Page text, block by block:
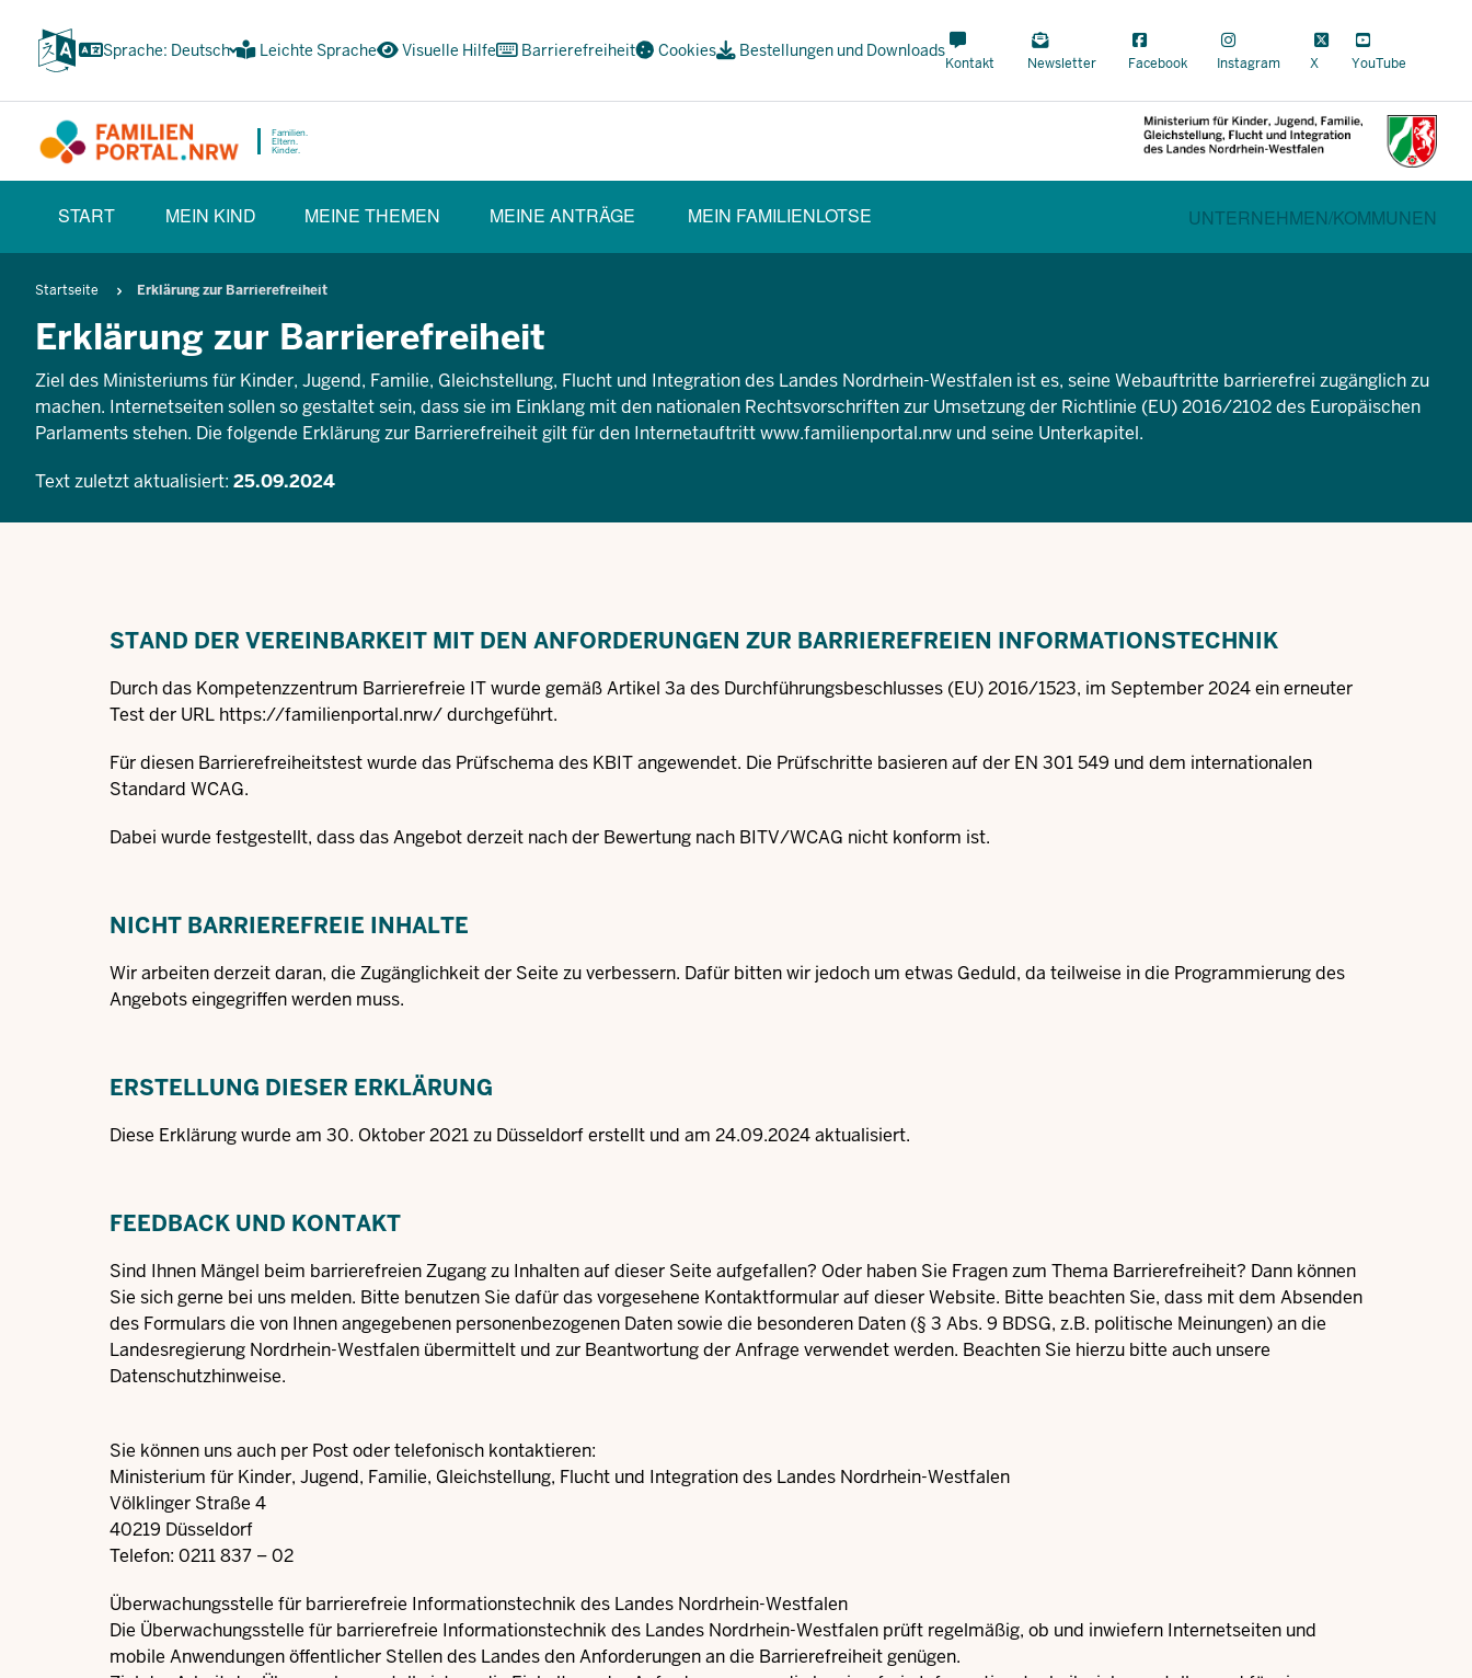
Inhalt
wechseln
Sprache: Deutsch Leichte Sprache Visuelle Hilfe Barrierefreiheit Cookies Bestellungen und Downloads Meta
Navi
Kontakt Newsletter Facebook Instagram X YouTube
Familien.
Eltern.
Kinder.
(BÜRGERBEREICH)
START MEIN KIND MEINE THEMEN MEINE ANTRÄGE MEIN FAMILIENLOTSE BEREICHSWECHSEL
CURRENT SECTION FÜR
UNTERNEHMEN/KOMMUNEN
Pfadnavigation
Startseite Erklärung zur Barrierefreiheit
Erklärung zur Barrierefreiheit
Ziel des Ministeriums für Kinder, Jugend, Familie, Gleichstellung, Flucht und Integration des Landes Nordrhein-Westfalen ist es, seine Webauftritte barrierefrei zugänglich zu
machen. Internetseiten sollen so gestaltet sein, dass sie im Einklang mit den nationalen Rechtsvorschriften zur Umsetzung der Richtlinie (EU) 2016/2102 des Europäischen
Parlaments stehen. Die folgende Erklärung zur Barrierefreiheit gilt für den Internetauftrittwww.familienportal.nrw und seine Unterkapitel.
Text zuletzt aktualisiert: 25.09.2024
STAND DER VEREINBARKEIT MIT DEN ANFORDERUNGEN ZUR BARRIEREFREIEN INFORMATIONSTECHNIK
Durch das Kompetenzzentrum Barrierefreie IT wurde gemäß Artikel 3a des Durchführungsbeschlusses (EU) 2016/1523, im September 2024 ein erneuter
Test der URL https://familienportal.nrw/durchgeführt.
Für diesen Barrierefreiheitstest wurde das Prüfschema des KBIT angewendet. Die Prüfschritte basieren auf der EN 301 549 und dem internationalen
Standard WCAG.
Dabei wurde festgestellt, dass das Angebot derzeit nach der Bewertung nach BITV/WCAG nicht konform ist.
NICHT BARRIEREFREIE INHALTE
Wir arbeiten derzeit daran, die Zugänglichkeit der Seite zu verbessern. Dafür bitten wir jedoch um etwas Geduld, da teilweise in die Programmierung des
Angebots eingegriffen werden muss.
ERSTELLUNG DIESER ERKLÄRUNG
Diese Erklärung wurde am 30. Oktober 2021 zu Düsseldorf erstellt und am 24.09.2024 aktualisiert.
FEEDBACK UND KONTAKT
Sind Ihnen Mängel beim barrierefreien Zugang zu Inhalten auf dieser Seite aufgefallen? Oder haben Sie Fragen zum Thema Barrierefreiheit? Dann können
Sie sich gerne bei uns melden. Bitte benutzen Sie dafür das vorgesehene Kontaktformularauf dieser Website. Bitte beachten Sie, dass mit dem Absenden
des Formulars die von Ihnen angegebenen personenbezogenen Daten sowie die besonderen Daten (§ 3 Abs. 9 BDSG, z.B. politische Meinungen) an die
Landesregierung Nordrhein-Westfalen übermittelt und zur Beantwortung der Anfrage verwendet werden. Beachten Sie hierzu bitte auch unsere
Datenschutzhinweise.
Sie können uns auch per Post oder telefonisch kontaktieren:
Ministerium für Kinder, Jugend, Familie, Gleichstellung, Flucht und Integration des Landes Nordrhein-Westfalen
Völklinger Straße 4
40219 Düsseldorf
Telefon: 0211 837 – 02
Überwachungsstelle für barrierefreie Informationstechnik des Landes Nordrhein-Westfalen
Die Überwachungsstelle für barrierefreie Informationstechnik des Landes Nordrhein-Westfalen prüft regelmäßig, ob und inwiefern Internetseiten und
mobile Anwendungen öffentlicher Stellen des Landes den Anforderungen an die Barrierefreiheit genügen.